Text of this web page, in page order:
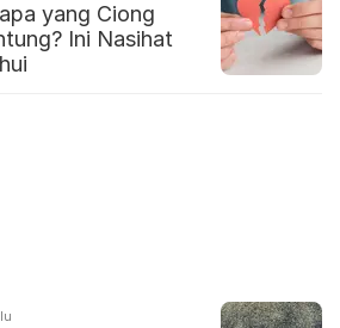
yang Ciong
Ini Nasihat